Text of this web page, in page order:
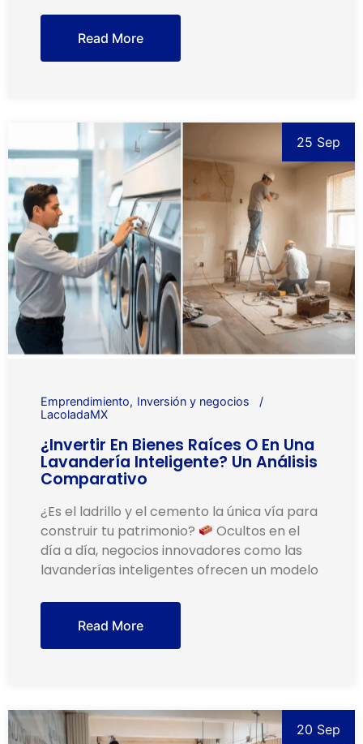
Read More
25 Sep
Emprendimiento
Inversión y negocios
LacoladaMX
¿Invertir En Bienes Raíces O En Una
Lavandería Inteligente? Un Análisis
Comparativo
¿Es el ladrillo y el cemento la única vía para
construir tu patrimonio?
Ocultos en el
día a día, negocios innovadores como las
lavanderías inteligentes ofrecen un modelo
Read More
20 Sep